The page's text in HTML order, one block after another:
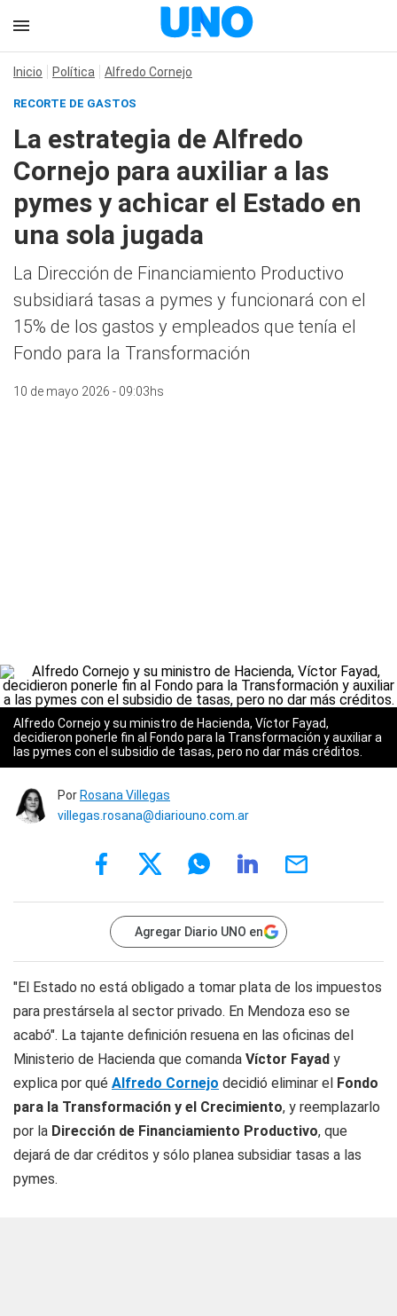
Inicio Política Alfredo Cornejo
RECORTE DE GASTOS
La estrategia de Alfredo
Cornejo para auxiliar a las
pymes y achicar el Estado en
una sola jugada
La Dirección de Financiamiento Productivo
subsidiará tasas a pymes y funcionará con el
15% de los gastos y empleados que tenía el
Fondo para la Transformación
10 de mayo 2026 - 09:03hs
Alfredo Cornejo y su ministro de Hacienda, Víctor Fayad,
decidieron ponerle fin al Fondo para la Transformación y auxiliar a
las pymes con el subsidio de tasas, pero no dar más créditos.
Por Rosana Villegas
villegas.rosana@diariouno.com.ar
Agregar Diario UNO en
"El Estado no está obligado a tomar plata de los impuestos
para prestársela al sector privado. En Mendoza eso se
acabó". La tajante definición resuena en las oficinas del
Ministerio de Hacienda que comanda Víctor Fayad y
explica por qué Alfredo Cornejo decidió eliminar el Fondo
para la Transformación y el Crecimiento, y reemplazarlo
por la Dirección de Financiamiento Productivo, que
dejará de dar créditos y sólo planea subsidiar tasas a las
pymes.